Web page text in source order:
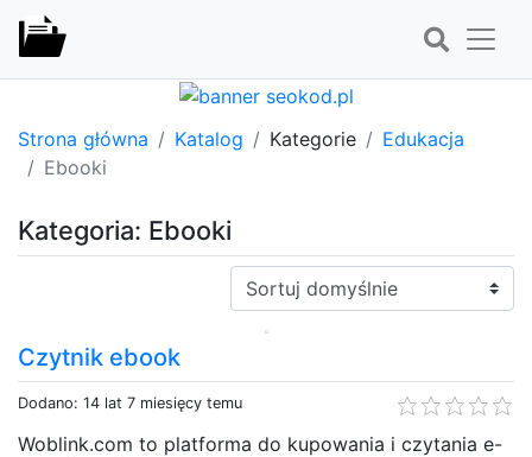
Strona główna Katalog Kategorie
Edukacja
Ebooki
Kategoria: Ebooki
Sortuj:
Czytnik ebook
Dodano: 14 lat 7 miesięcy temu
Woblink.com to platforma do kupowania i czytania e-